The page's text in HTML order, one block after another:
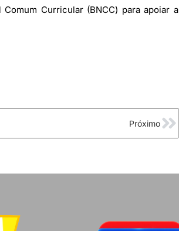
Curricular (BNCC) para apoiar a
Próximo